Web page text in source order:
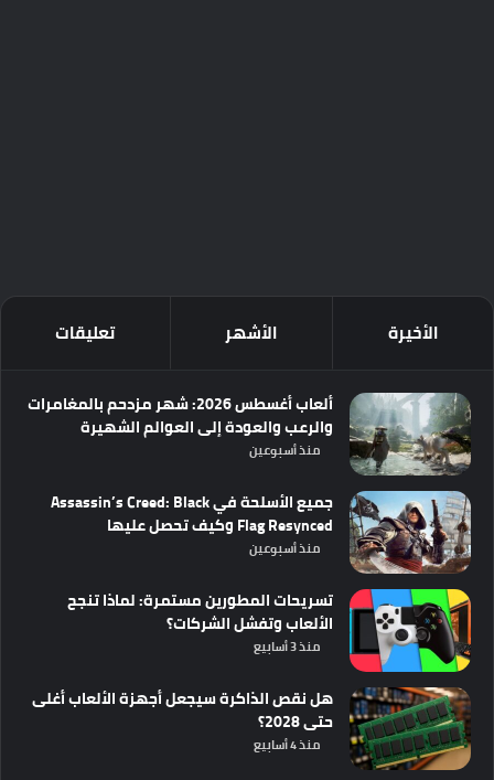
الأخيرة الأشهر تعليقات
ألعاب أغسطس 2026: شهر مزدحم بالمغامرات
والرعب والعودة إلى العوالم الشهيرة
منذ أسبوعين
جميع الأسلحة في Assassin’s Creed: Black
Flag Resynced وكيف تحصل عليها
منذ أسبوعين
تسريحات المطورين مستمرة: لماذا تنجح
الألعاب وتفشل الشركات؟
منذ 3 أسابيع
هل نقص الذاكرة سيجعل أجهزة الألعاب أغلى
حتى 2028؟
منذ 4 أسابيع